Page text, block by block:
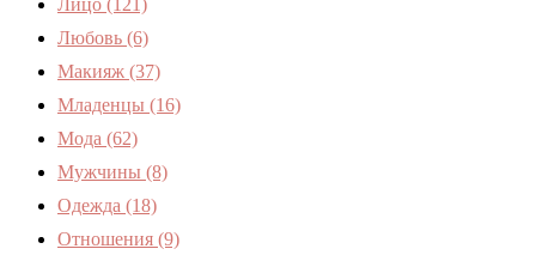
Лицо (121)
Любовь (6)
Макияж (37)
Младенцы (16)
Мода (62)
Мужчины (8)
Одежда (18)
Отношения (9)